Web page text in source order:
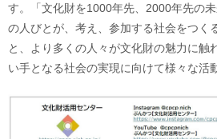
す。「文化財を1000年先、2000年先の
の人びとが、考え、参加する社会をつく
と、より多くの人々が文化財の魅力に触
い手となる社会の実現に向けて様々な活